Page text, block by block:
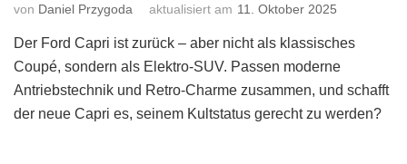
von Daniel Przygoda aktualisiert am 11. Oktober 2025
Der Ford Capri ist zurück – aber nicht als klassisches
Coupé, sondern als Elektro-SUV. Passen moderne
Antriebstechnik und Retro-Charme zusammen, und schafft
der neue Capri es, seinem Kultstatus gerecht zu werden?